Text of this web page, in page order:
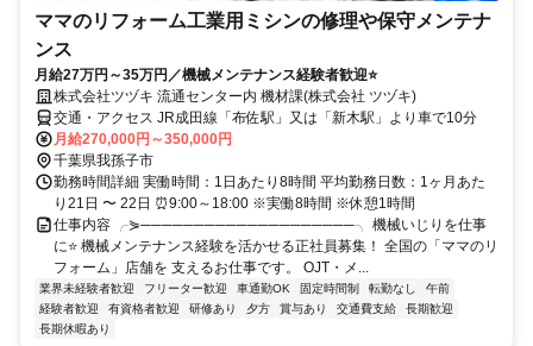
ママのリフォーム工業用ミシンの修理や保守メンテナ
ンス
月給27万円～35万円／機械メンテナンス経験者歓迎⭐
株式会社ツヅキ 流通センター内 機材課(株式会社 ツヅキ)
交通・アクセス JR成田線「布佐駅」又は「新木駅」より車で10分
月給270,000円～350,000円
千葉県我孫子市
勤務時間詳細 実働時間：1日あたり8時間 平均勤務日数：1ヶ月あた
り21日 〜 22日 ⏰9:00～18:00 ※実働8時間 ※休憩1時間
仕事内容 ╭⋟────────────────────╮ 機械いじりを仕事
に⭐ 機械メンテナンス経験を活かせる正社員募集！ 全国の「ママのリ
フォーム」店舗を 支えるお仕事です。 OJT・メ...
業界未経験者歓迎 フリーター歓迎 車通勤OK 固定時間制 転勤なし
午前
経験者歓迎
有資格者歓迎 研修あり 夕方 賞与あり 交通費支給
長期歓迎
長期休暇あり